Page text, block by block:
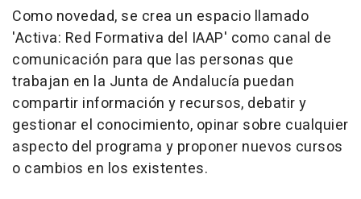
Como novedad, se crea un espacio llamado
'Activa: Red Formativa del IAAP' como canal de
comunicación para que las personas que
trabajan en la Junta de Andalucía puedan
compartir información y recursos, debatir y
gestionar el conocimiento, opinar sobre cualquier
aspecto del programa y proponer nuevos cursos
o cambios en los existentes.